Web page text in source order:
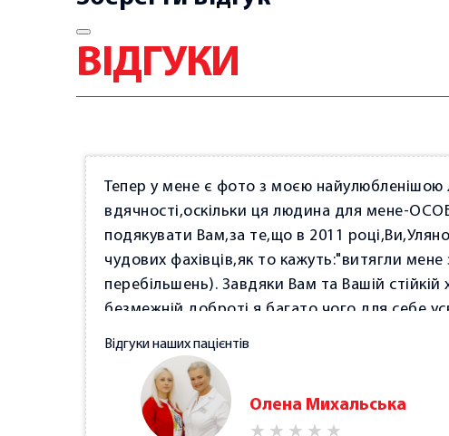
ВІДГУКИ
Тепер у мене є фото з моєю найулюбленішою
вдячності,оскільки ця людина для мене-
подякувати Вам,за те,що в 2011
чудових фахівців,як то кажуть:"витягли мене
перебільшень). Завдяки Вам та Вашій
безмежній доброті,я багато чого для себе
правильно ставитись,насамперед,до себе
повинно бути на першому плані,а на що увагу
тому,Ви для мене не просто лікар,фахівець
психолог,до якого можна звернутися за
кажучи,писати можна дуже багато,з Вами я і
Олена Михальська
Відгуки наших пацієнтів